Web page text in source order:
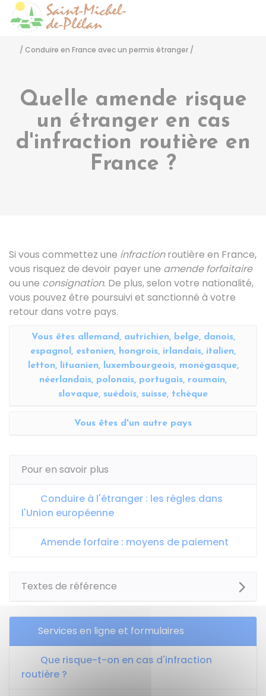
/ Conduire en France avec un permis étranger /
Quelle amende risque
un étranger en cas
d'infraction routière en
France ?
Si vous commettez une infractionroutière en France,
vous risquez de devoir payer une amende forfaitaire
ou une consignation. De plus, selon votre nationalité,
vous pouvez être poursuivi et sanctionné à votre
retour dans votre pays.
Vous êtes allemand, autrichien, belge, danois,
espagnol, estonien, hongrois, irlandais, italien,
letton, lituanien, luxembourgeois, monégasque,
néerlandais, polonais, portugais, roumain,
slovaque, suédois, suisse, tchèque
Vous êtes d'un autre pays
Pour en savoir plus
Conduire à l'étranger : les règles dans
l'Union européenne
Amende forfaire : moyens de paiement
Textes de référence
Services en ligne et formulaires
Que risque-t-on en cas d'infraction
routière ?